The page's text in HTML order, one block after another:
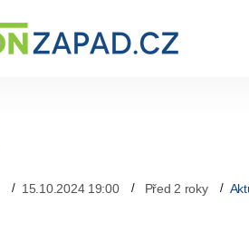
15.10.2024 19:00 Před 2 roky